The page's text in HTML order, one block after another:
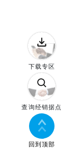
下载专区
查询经销据点
回到顶部